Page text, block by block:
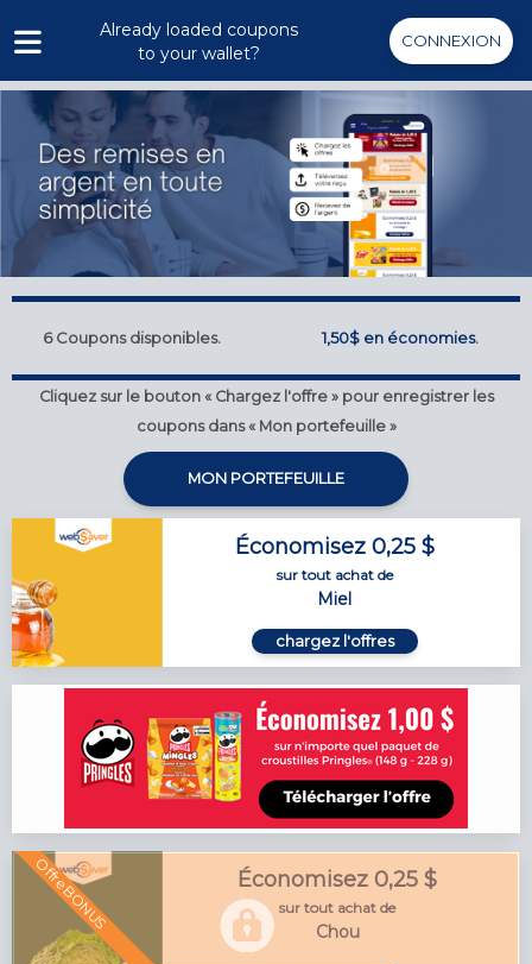
Already loaded coupons
to your wallet?
CONNEXION
6 Coupons disponibles. 1,50$ en économies.
Cliquez sur le bouton « Chargez l'offre » pour enregistrer les
coupons dans « Mon portefeuille »
MON PORTEFEUILLE
Économisez 0,25 $
sur tout achat de
Miel
chargez l'offres
Économisez 0,25 $
sur tout achat de
Chou
Offre BONUS